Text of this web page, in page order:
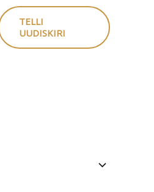
TELLI
UUDISKIRI